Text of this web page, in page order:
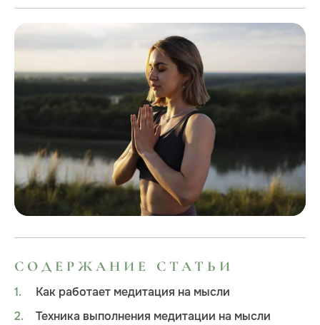
СОДЕРЖАНИЕ СТАТЬИ
Как работает медитация на мысли
Техника выполнения медитации на мысли